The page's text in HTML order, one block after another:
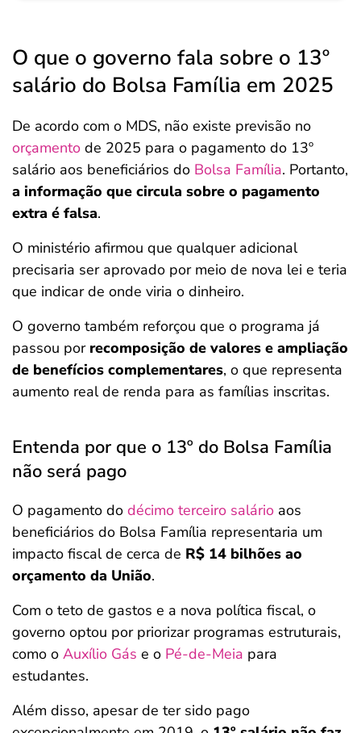
O que o governo fala sobre o 13º
salário do Bolsa Família em 2025
De acordo com o MDS, não existe previsão no
orçamento de 2025 para o pagamento do 13º
salário aos beneficiários do Bolsa Família. Portanto,
a informação que circula sobre o pagamento
extra é falsa.
O ministério afirmou que qualquer adicional
precisaria ser aprovado por meio de nova lei e teria
que indicar de onde viria o dinheiro.
O governo também reforçou que o programa já
passou por recomposição de valores e ampliação
de benefícios complementares, o que representa
aumento real de renda para as famílias inscritas.
Entenda por que o 13º do Bolsa Família
não será pago
O pagamento do décimo terceiro salário aos
beneficiários do Bolsa Família representaria um
impacto fiscal de cerca de R$ 14 bilhões ao
orçamento da União.
Com o teto de gastos e a nova política fiscal, o
governo optou por priorizar programas estruturais,
como o Auxílio Gás e o Pé-de-Meia para
estudantes.
Além disso, apesar de ter sido pago